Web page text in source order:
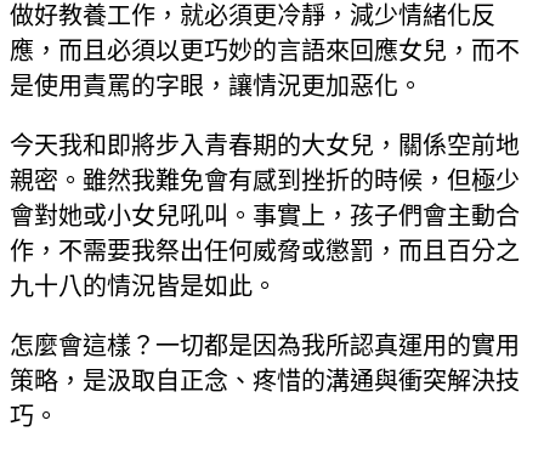
做好教養工作，就必須更冷靜，減少情緒化反
應，而且必須以更巧妙的言語來回應女兒，而不
是使用責罵的字眼，讓情況更加惡化。
今天我和即將步入青春期的大女兒，關係空前地
親密。雖然我難免會有感到挫折的時候，但極少
會對她或小女兒吼叫。事實上，孩子們會主動合
作，不需要我祭出任何威脅或懲罰，而且百分之
九十八的情況皆是如此。
怎麼會這樣？一切都是因為我所認真運用的實用
策略，是汲取自正念、疼惜的溝通與衝突解決技
巧。